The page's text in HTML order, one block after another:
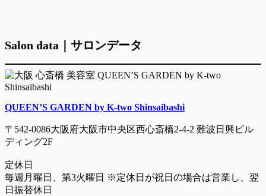
Salon data｜サロンデータ
QUEEN’S GARDEN by K-two Shinsaibashi
〒542-0086大阪府大阪市中央区西心斎橋2-4-2 難波日興ビル
ディング2F
定休日
毎週月曜日、第3火曜日 ※定休日が祝日の場合は営業し、翌
日振替休日